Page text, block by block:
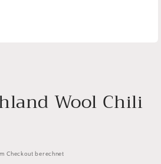
Wool Chili
Checkout berechnet